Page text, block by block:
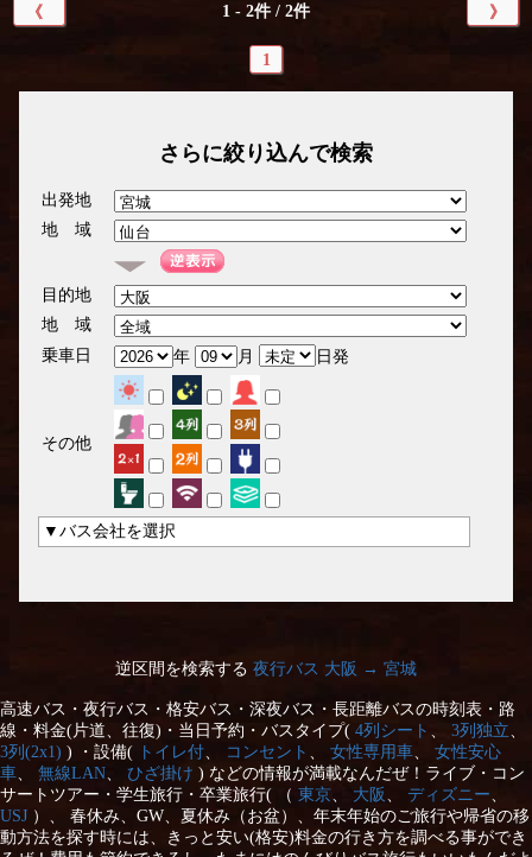
《 1 - 2件 / 2件 》
1
さらに絞り込んで検索
出発地
地 域
目的地
地 域
乗車日
年 月 日発
その他
▼バス会社を選択
逆区間を検索する 夜行バス 大阪 → 宮城
高速バス・夜行バス・格安バス・深夜バス・長距離バスの時刻表・路
線・料金(片道、往復)・当日予約・バスタイプ( 4列シート 3列独立
3列(2x1) ) ・設備( トイレ付 コンセント 女性専用車
女性安心
車
無線LAN ひざ掛け ) などの情報が満載なんだぜ！ライブ・コン
サートツアー・学生旅行・卒業旅行( （ 東京 大阪 ディズニー
USJ ）、 春休み、GW、夏休み（お盆）、年末年始のご旅行や帰省の移
動方法を探す時には、きっと安い(格安)料金の行き方を調べる事ができ